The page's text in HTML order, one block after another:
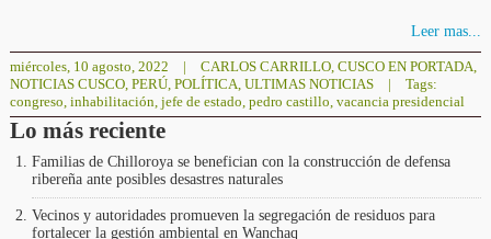
Leer mas...
miércoles, 10 agosto, 2022 | CARLOS CARRILLO, CUSCO EN PORTADA,
NOTICIAS CUSCO, PERÚ, POLÍTICA, ULTIMAS NOTICIAS |
Tags:
congreso, inhabilitación, jefe de estado, pedro castillo, vacancia presidencial
Lo más reciente
Familias de Chilloroya se benefician con la construcción de defensa
ribereña ante posibles desastres naturales
Vecinos y autoridades promueven la segregación de residuos para
fortalecer la gestión ambiental en Wanchaq